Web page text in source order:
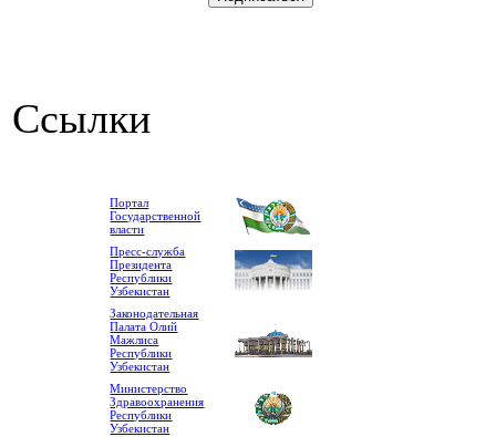
Ссылки
Портал
Государственной
власти
Пресс-служба
Президента
Республики
Узбекистан
Законодательная
Палата Олий
Мажлиса
Республики
Узбекистан
Министерство
Здравоохранения
Республики
Узбекистан